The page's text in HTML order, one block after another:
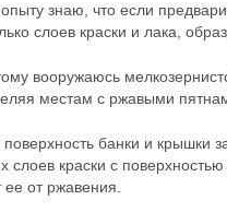
знаю, что если
слоев краски и лака,
вооружаюсь
местам с ржавыми
банки и крышки
слоев краски с
от ржавения.